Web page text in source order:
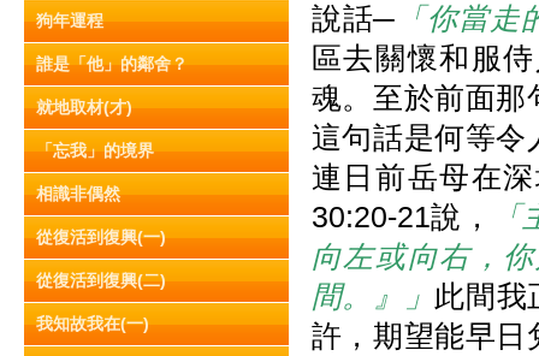
狗年運程
誰是「他」的鄰舍？
就地取材(才)
「忘我」的境界
相識非偶然
從復活到復興(一)
從復活到復興(二)
我知故我在(一)
說話─ 「你當走
區去關懷和服
魂。至於前面那
這句話是何等令
連日前岳母在
30:20-21說，
向左或向右，
間。』」 此間我
許，期望能早日